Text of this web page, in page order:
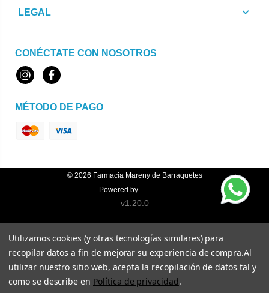
LEGAL
CONÉCTATE CON NOSOTROS
InstagramFacebook
MÉTODO DE PAGO
© 2026 Farmacia Mareny de Barraquetes
Powered by
v1.20.0
Utilizamos cookies (y otras tecnologías similares) para
recopilar datos a fin de mejorar su experiencia de compra.Al
utilizar nuestro sitio web, acepta la recopilación de datos tal y
como se describe en Política de privacidad.